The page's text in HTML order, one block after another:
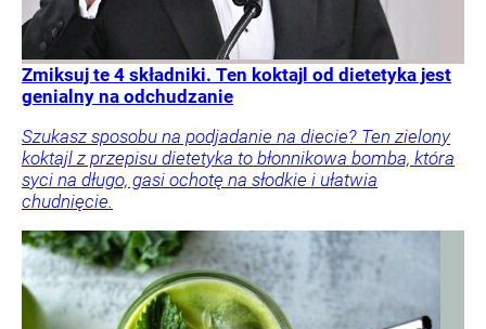
Zmiksuj te 4 składniki. Ten koktajl od dietetyka jest
genialny na odchudzanie
Szukasz sposobu na podjadanie na diecie? Ten zielony
koktajl z przepisu dietetyka to błonnikowa bomba, która
syci na długo, gasi ochotę na słodkie i ułatwia
chudnięcie.